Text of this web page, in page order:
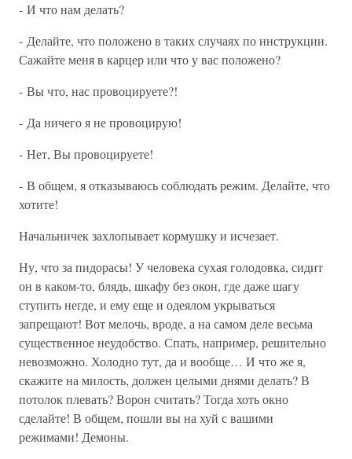
- И что нам делать?
- Делайте, что положено в таких случаях по инструкции.
Сажайте меня в карцер или что у вас положено?
- Вы что, нас провоцируете?!
- Да ничего я не провоцирую!
- Нет, Вы провоцируете!
- В общем, я отказываюсь соблюдать режим. Делайте, что
хотите!
Начальничек захлопывает кормушку и исчезает.
Ну, что за пидорасы! У человека сухая голодовка, сидит
он в каком-то, блядь, шкафу без окон, где даже шагу
ступить негде, и ему еще и одеялом укрываться
запрещают! Вот мелочь, вроде, а на самом деле весьма
существенное неудобство. Спать, например, решительно
невозможно. Холодно тут, да и вообще… И что же я,
скажите на милость, должен целыми днями делать? В
потолок плевать? Ворон считать? Тогда хоть окно
сделайте! В общем, пошли вы на хуй с вашими
режимами! Демоны.